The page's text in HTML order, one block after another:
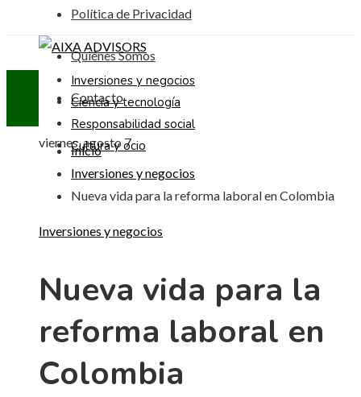
Política de Privacidad
Quiénes Somos
Contacto
viernes, agosto 7
Inversiones y negocios
Ciencia y tecnología
Responsabilidad social
Cultura y ocio
Inicio
Inversiones y negocios
Nueva vida para la reforma laboral en Colombia
Inversiones y negocios
Nueva vida para la
reforma laboral en
Colombia